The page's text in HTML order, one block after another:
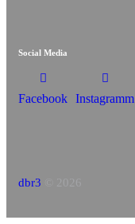
Social Media
Facebook Instagramm
dbr3